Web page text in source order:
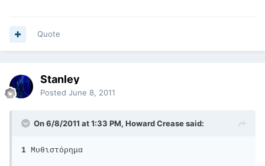
Quote
Stanley
Posted June 8, 2011
On 6/8/2011 at 1:33 PM, Howard Crease said:
1 Μυθιστόρημα